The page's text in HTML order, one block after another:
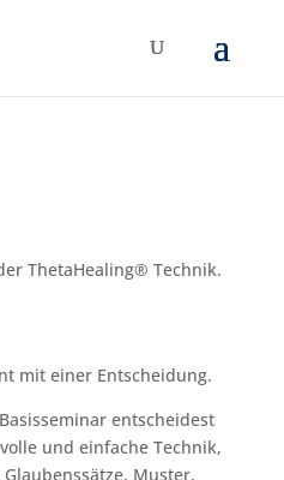
ThetaHealing® Technik.
mit einer Entscheidung.
entscheidest
und einfache Technik,
Muster,